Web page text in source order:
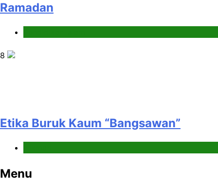
Ramadan
8
Etika Buruk Kaum “Bangsawan”
Menu